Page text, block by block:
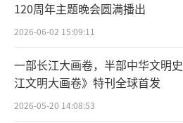
太保匽中(燕仲)一支在东
地。尤为特别的是，M4
族墓中发现七件微型长方
小巧精致，为目前同期墓
者。
120周年主题晚会圆满播出
2026-06-02 15:09:11
一部长江大画卷，半部中华文明
江文明大画卷》特刊全球首发
2026-05-20 14:08:53